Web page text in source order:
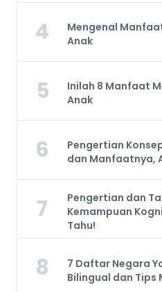
4
Mengenal
Anak
5
Inilah 8 Manfaat
Anak
6
Pengertian
dan Manfaatnya,
7
Pengertian dan
Kemampuan
Tahu!
8
7 Daftar Negara
Bilingual dan Tips